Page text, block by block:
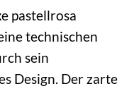
pastellrosa
technischen
sein
Design. Der zarte